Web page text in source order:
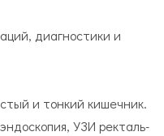
диагностики и
и тон­кий ки­шеч­ник.
УЗИ рек­таль­